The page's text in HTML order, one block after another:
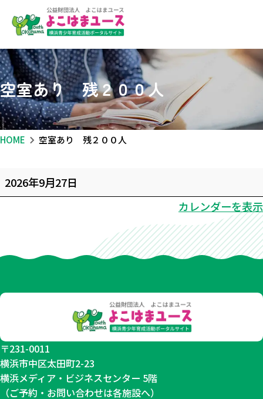
空室あり 残２００人
HOME 空室あり 残２００人
空
室
残
０
2026年9月27日
カレンダーを表示
〒231-0011
横浜市中区太田町2-23
横浜メディア・ビジネスセンター 5階
（ご予約・お問い合わせは各施設へ）